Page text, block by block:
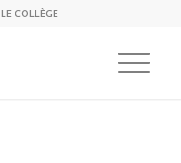
LE COLLÈGE